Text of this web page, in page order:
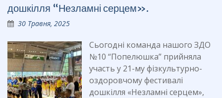
дошкілля “Незламні серцем».
30 Травня, 2025
Сьогодні команда нашого ЗДО
№10 “Попелюшка” прийняла
участь у 21-му фізкультурно-
оздоровчому фестивалі
дошкілля «Незламні серцем»,